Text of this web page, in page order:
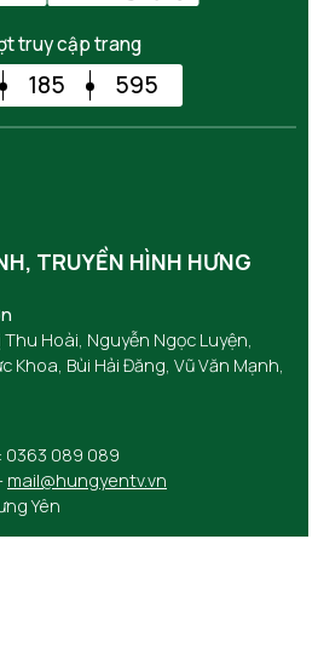
truy cập trang
185 595
TRUYỀN HÌNH HƯNG
Hoài, Nguyễn Ngọc Luyện,
Khoa, Bùi Hải Đăng, Vũ Văn Mạnh,
0363 089 089
mail@hungyentv.vn
Yên